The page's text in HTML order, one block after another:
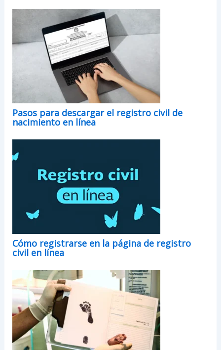
Pasos para descargar el registro civil de
nacimiento en línea
Cómo registrarse en la página de registro
civil en línea